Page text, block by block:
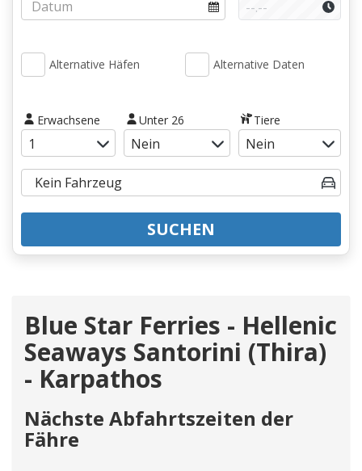
Alternative Häfen Alternative Daten
Erwachsene Unter 26 Tiere
SUCHEN
Blue Star Ferries - Hellenic
Seaways Santorini (Thira)
- Karpathos
Nächste Abfahrtszeiten der
Fähre